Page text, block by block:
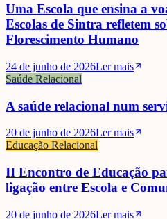
Uma Escola que ensina a
Escolas de Sintra refletem
Florescimento Humano
24 de junho de 2026Ler mais
Saúde Relacional
A saúde relacional num
20 de junho de 2026Ler mais
Educação Relacional
II Encontro de Educação
ligação entre Escola e
20 de junho de 2026Ler mais